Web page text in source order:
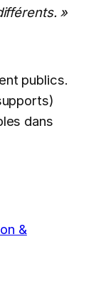
»
publics.
dans
&